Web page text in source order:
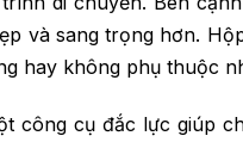
và sang trọng hơn.
hay không phụ thuộc
công cụ đắc lực giúp